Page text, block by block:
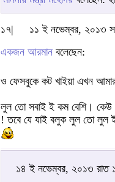
১৭|
১১ ই নভেম্বর, ২০১৩
একজন আরমান বলেছেন:
ও ফেসবুকে কট খাইয়া এখন
লুল তো সবাই ই কম বেশি। কেউ
! তবে যে যাই বলুক লুল তো লুল
১৪ ই নভেম্বর, ২০১৩ রাত